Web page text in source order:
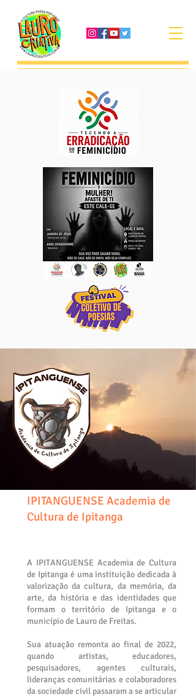
IPITANGUENSE Academia de
Cultura de Ipitanga
A IPITANGUENSE Academia de Cultura
de Ipitanga é uma instituição dedicada à
valorização da cultura, da memória, da
arte, da história e das identidades que
formam o território de Ipitanga e o
município de Lauro de Freitas.
Sua atuação remonta ao final de 2022,
quando artistas, educadores,
pesquisadores, agentes culturais,
lideranças comunitárias e colaboradores
da sociedade civil passaram a se articular